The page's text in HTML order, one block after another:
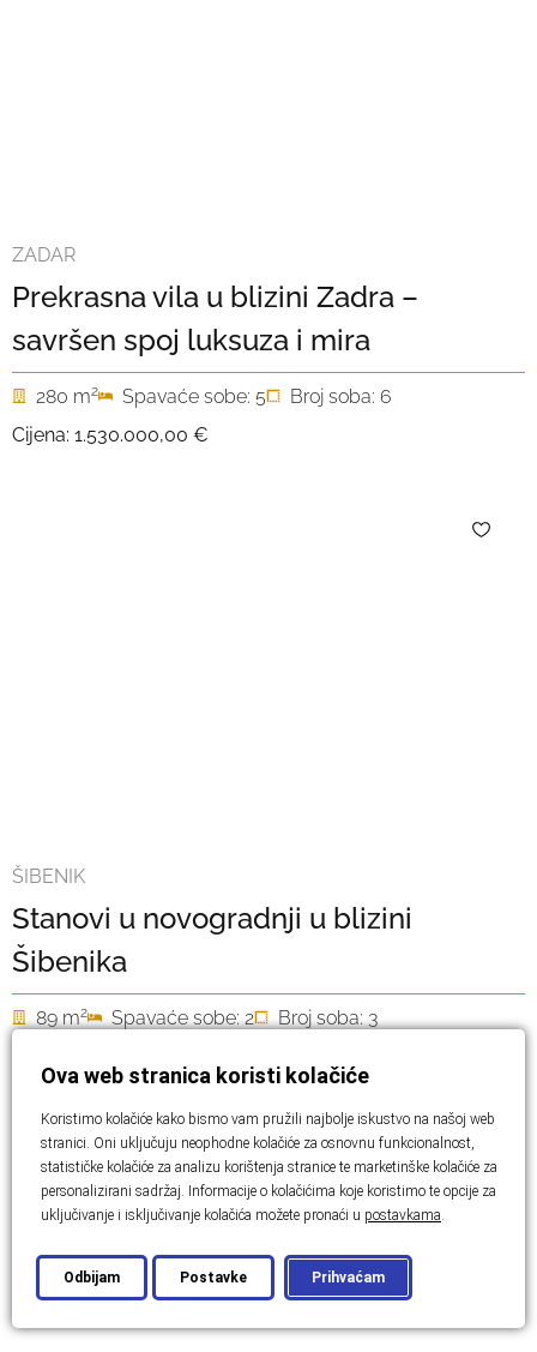
ZADAR
Prekrasna vila u blizini Zadra –
savršen spoj luksuza i mira
280 m2 Spavaće sobe: 5
Broj soba: 6
Cijena: 1.530.000,00 €
ŠIBENIK
Stanovi u novogradnji u blizini
Šibenika
89 m2 Spavaće sobe: 2
Broj soba: 3
Ova web stranica koristi kolačiće
Koristimo kolačiće kako bismo vam pružili najbolje iskustvo na našoj web
stranici. Oni uključuju neophodne kolačiće za osnovnu funkcionalnost,
statističke kolačiće za analizu korištenja stranice te marketinške kolačiće za
personalizirani sadržaj. Informacije o kolačićima koje koristimo te opcije za
uključivanje i isključivanje kolačića možete pronaći u postavkama.
Prihvaćam
Odbijam Postavke